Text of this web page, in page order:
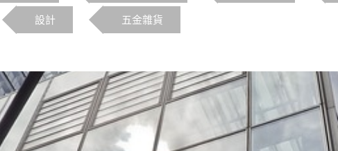
設計 五金雜貨